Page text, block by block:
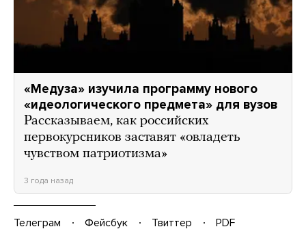
«Медуза» изучила программу нового
«идеологического предмета» для вузов
Рассказываем, как российских
первокурсников заставят «овладеть
чувством патриотизма»
3 года назад
Телеграм Фейсбук Твиттер
PDF